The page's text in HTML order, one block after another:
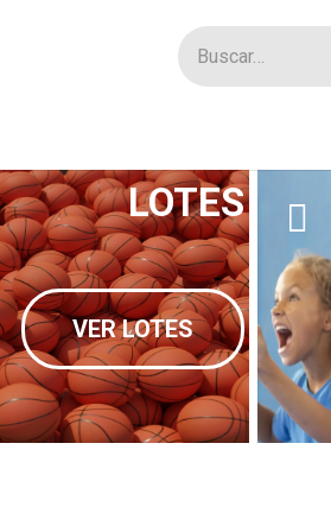
VER LOTES
LOTES